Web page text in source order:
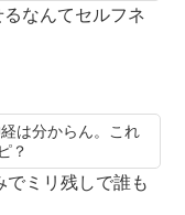
るなんてセルフネ
は分からん。これ
？
でミリ残しで誰も